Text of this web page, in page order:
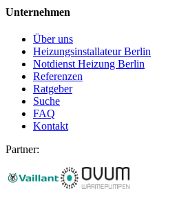
Unternehmen
Über uns
Heizungsinstallateur Berlin
Notdienst Heizung Berlin
Referenzen
Ratgeber
Suche
FAQ
Kontakt
Partner: